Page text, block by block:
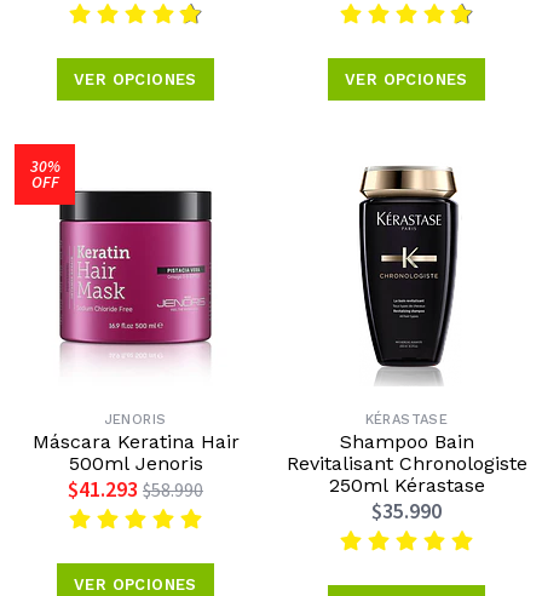
VER OPCIONES VER OPCIONES
30%
OFF
JENORIS
Máscara Keratina Hair
500ml Jenoris
$41.293 $58.990
VER OPCIONES
KÉRASTASE
Shampoo Bain
Revitalisant Chronologiste
250ml Kérastase
$35.990